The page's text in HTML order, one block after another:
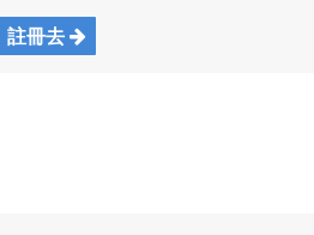
註冊去